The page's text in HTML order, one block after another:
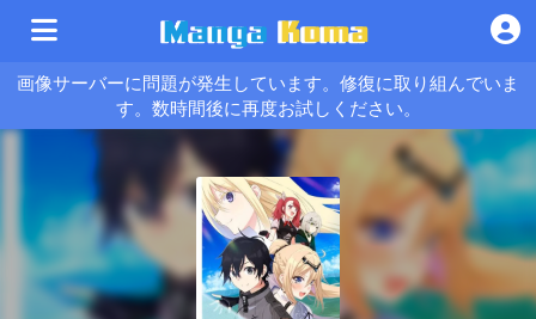
画像サーバーに問題が発生しています。修復に取り組んでいま
す。数時間後に再度お試しください。